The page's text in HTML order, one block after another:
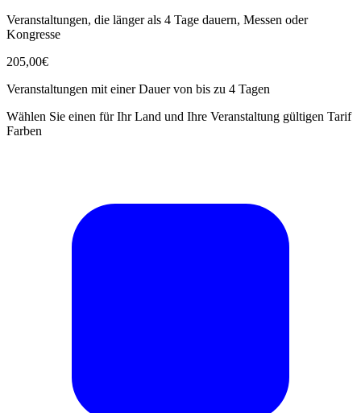
Veranstaltungen, die länger als 4 Tage dauern, Messen oder
Kongresse
205,00€
Veranstaltungen mit einer Dauer von bis zu 4 Tagen
Wählen Sie einen für Ihr Land und Ihre Veranstaltung gültigen Tarif
Farben